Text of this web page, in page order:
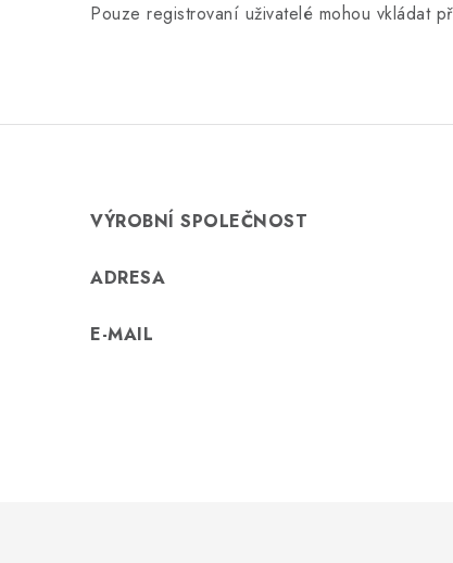
Pouze registrovaní uživatelé mohou vkládat
VÝROBNÍ SPOLEČNOST
ADRESA
E-MAIL